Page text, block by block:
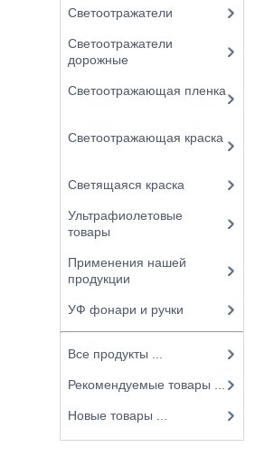
Светоотражатели
Светоотражатели
дорожные
Светоотражающая пленка
Светоотражающая краска
Светящаяся краска
Ультрафиолетовые
товары
Применения нашей
продукции
УФ фонари и ручки
Все продукты ...
Рекомендуемые товары ...
Новые товары ...